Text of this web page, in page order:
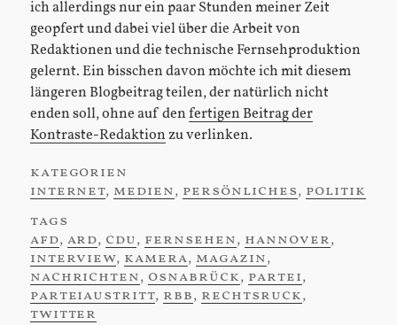
ich allerdings nur ein paar Stunden meiner Zeit
geopfert und dabei viel über die Arbeit von
Redaktionen und die technische Fernsehproduktion
gelernt. Ein bisschen davon möchte ich mit diesem
längeren Blogbeitrag teilen, der natürlich nicht
enden soll, ohne auf denfertigen Beitrag der
Kontraste-Redaktion zu verlinken.
kategorien
internet, medien, persönliches, politik
tags
afd, ard, cdu, fernsehen, hannover,
interview, kamera, magazin,
nachrichten, osnabrück, partei,
parteiaustritt, rbb, rechtsruck,
twitter